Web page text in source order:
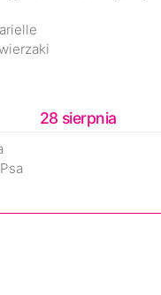
28 sierpnia